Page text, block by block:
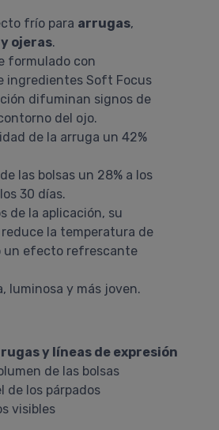
frío para arrugas,
ojeras.
formulado con
ingredientes Soft Focus
difuminan signos de
del ojo.
de la arruga un 42%
las bolsas un 28% a los
30 días.
de la aplicación, su
la temperatura de
un efecto refrescante
luminosa y más joven.
y líneas de expresión
de las bolsas
de los párpados
visibles